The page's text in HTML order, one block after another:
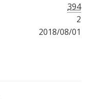
394
2
2018/08/01